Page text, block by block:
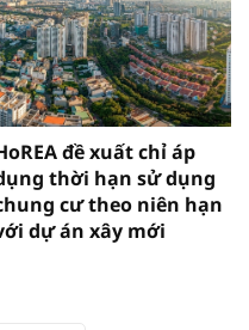
đề xuất chỉ áp
thời hạn sử dụng
cư theo niên hạn
dự án xây mới